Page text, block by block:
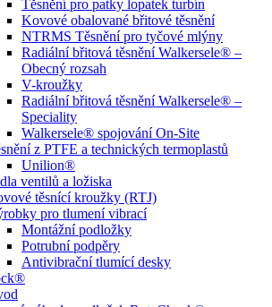
Těsnění pro patky lopatek turbín
Kovové obalované břitové těsnění
NTRMS Těsnění pro tyčové mlýny
Radiální břitová těsnění Walkersele® –
Obecný rozsah
V-kroužky
Radiální břitová těsnění Walkersele® –
Speciality
Walkersele® spojování On-Site
z PTFE a technických termoplastů
Unilion®
ventilů a ložiska
těsnící kroužky (RTJ)
pro tlumení vibrací
Montážní podložky
Potrubní podpěry
Antivibrační tlumící desky